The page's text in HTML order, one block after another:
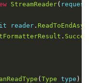
StreamReader( request
reader .
.
( Type type )